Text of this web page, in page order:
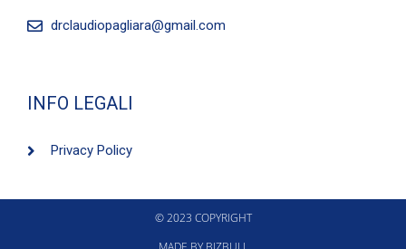
drclaudiopagliara@gmail.com
INFO LEGALI
Privacy Policy
© 2023 COPYRIGHT